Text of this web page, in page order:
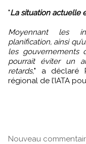
"La situation actuelle
Moyennant les
planification, ainsi
les gouvernements
pourrait éviter un
retards," a déclaré
régional de l’IATA
Nouveau